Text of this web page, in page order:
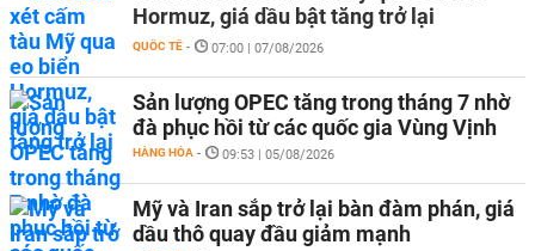
Hormuz, giá dầu bật tăng trở lại
QUỐC TẾ - 07:00 | 07/08/2026
Sản lượng OPEC tăng trong tháng 7 nhờ
đà phục hồi từ các quốc gia Vùng Vịnh
HÀNG HÓA - 09:53 | 05/08/2026
Mỹ và Iran sắp trở lại bàn đàm phán, giá
dầu thô quay đầu giảm mạnh